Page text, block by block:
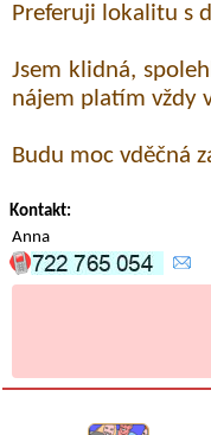
Preferuji lokalitu s
Jsem klidná,
nájem platím vždy
Budu moc vděčná
Kontakt:
Anna